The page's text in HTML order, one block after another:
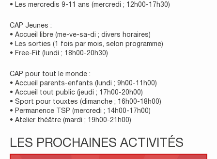
• Les mercredis 9-11 ans (mercredi ; 12h00-17h30)
CAP Jeunes :
• Accueil libre (me-ve-sa-di ; divers horaires)
• Les sorties (1 fois par mois, selon programme)
• Free-Fit (lundi ; 18h00-20h30)
CAP pour tout le monde :
• Accueil parents-enfants (lundi ; 9h00-11h00)
• Accueil tout public (jeudi ; 17h00-20h00)
• Sport pour touxtes (dimanche ; 16h00-18h00)
• Permanence TSP (mercredi ; 14h00-17h00)
• Atelier théâtre (mardi ; 19h00-21h00)
LES PROCHAINES ACTIVITÉS